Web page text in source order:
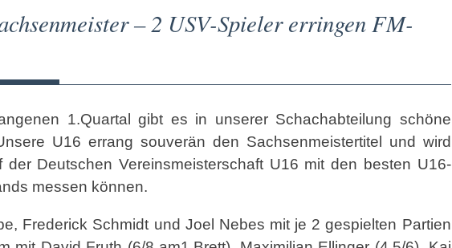
– 2 USV-Spieler erringen FM-
1.Quartal gibt es in unserer Schachabteilung schöne
U16 errang souverän den Sachsenmeistertitel und wird
Deutschen Vereinsmeisterschaft U16 mit den besten U16-
messen können.
Frederick Schmidt und Joel Nebes mit je 2 gespielten Partien